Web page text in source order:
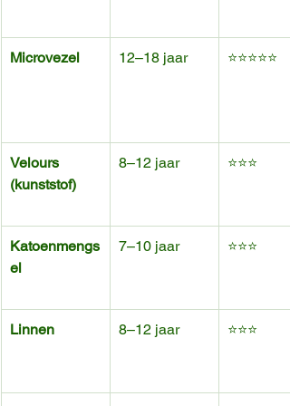
Microvezel 12–18 jaar ⭐⭐⭐⭐⭐
Velours
(kunststof)
8–12 jaar ⭐⭐⭐
Katoenmengs
el
7–10 jaar ⭐⭐⭐
Linnen 8–12 jaar ⭐⭐⭐